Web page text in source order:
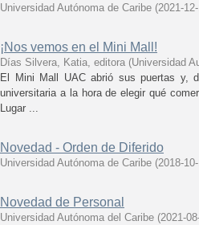
Universidad Autónoma de Caribe (2021-
¡Nos vemos en el Mini Mall!
Días Silvera, Katia, editora (Universidad
El Mini Mall UAC abrió sus puertas y,
universitaria a la hora de elegir qué
Lugar ...
Novedad - Orden de Diferido
Universidad Autónoma de Caribe (2018-
Novedad de Personal
Universidad Autónoma del Caribe (2021-